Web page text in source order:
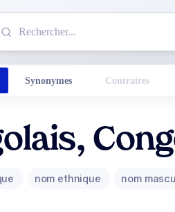
Synonymes Contraires
nom ethnique nom